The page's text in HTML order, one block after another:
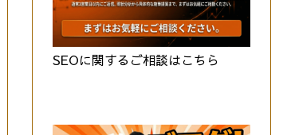
SEOに関するご相談はこちら